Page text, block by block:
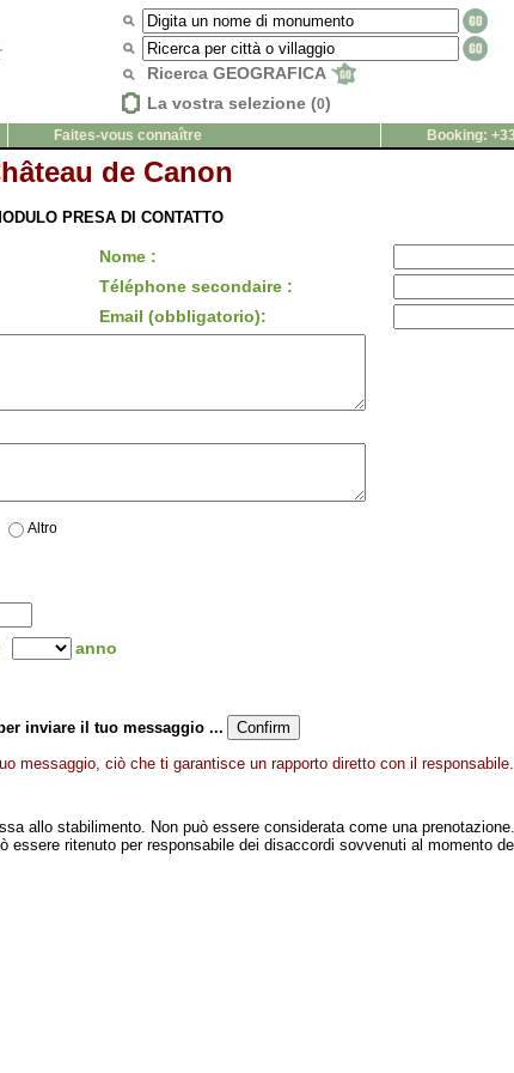
Ricerca GEOGRAFICA
La vostra selezione (0)
Faites-vous connaître
Booking:
de Canon
PRESA DI CONTATTO
Nome :
Téléphone secondaire :
Email (obbligatorio):
Altro
anno
inviare il tuo messaggio ...
messaggio, ciò che ti garantisce un rapporto diretto con il responsabile.
allo stabilimento. Non può essere considerata come una prenotazione.
essere ritenuto per responsabile dei disaccordi sovvenuti al momento